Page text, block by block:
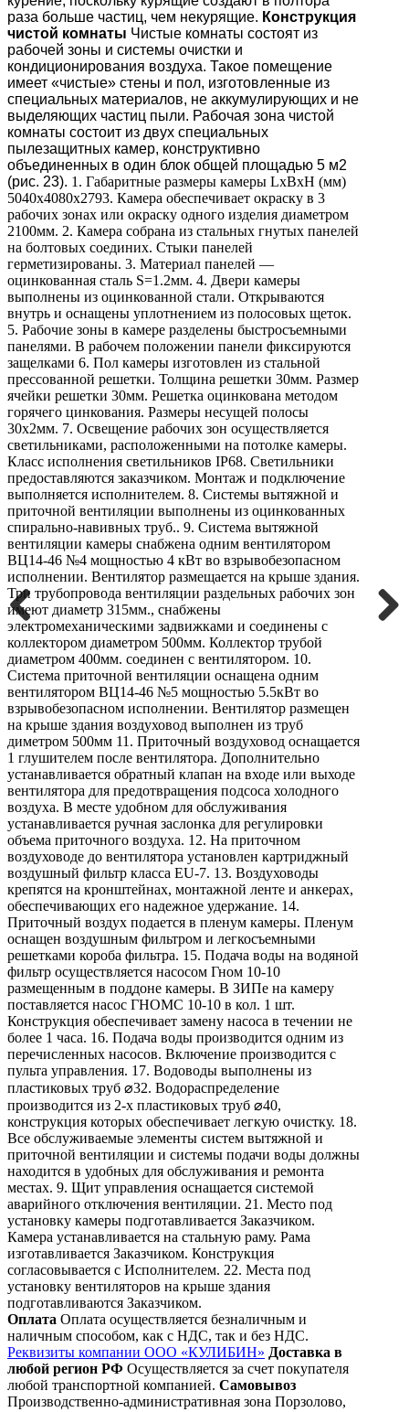
раза больше частиц, чем некурящие. Конструкция
чистой комнаты Чистые комнаты состоят из
рабочей зоны и системы очистки и
кондиционирования воздуха. Такое помещение
имеет «чистые» стены и пол, изготовленные из
специальных материалов, не аккумулирующих и не
выделяющих частиц пыли. Рабочая зона чистой
комнаты состоит из двух специальных
пылезащитных камер, конструктивно
объединенных в один блок общей площадью 5 м2
(рис. 23). 1. Габаритные размеры камеры LxBxH (мм)
5040х4080х2793. Камера обеспечивает окраску в 3
рабочих зонах или окраску одного изделия диаметром
2100мм. 2. Камера собрана из стальных гнутых панелей
на болтовых соединих. Стыки панелей
герметизированы. 3. Материал панелей —
оцинкованная сталь S=1.2мм. 4. Двери камеры
выполнены из оцинкованной стали. Открываются
внутрь и оснащены уплотнением из полосовых щеток.
5. Рабочие зоны в камере разделены быстросъемными
панелями. В рабочем положении панели фиксируются
защелками 6. Пол камеры изготовлен из стальной
прессованной решетки. Толщина решетки 30мм. Размер
ячейки решетки 30мм. Решетка оцинкована методом
горячего цинкования. Размеры несущей полосы
30х2мм. 7. Освещение рабочих зон осуществляется
светильниками, расположенными на потолке камеры.
Класс исполнения светильников IP68. Светильники
предоставляются заказчиком. Монтаж и подключение
выполняется исполнителем. 8. Системы вытяжной и
приточной вентиляции выполнены из оцинкованных
спирально-навивных труб.. 9. Система вытяжной
вентиляции камеры снабжена одним вентилятором
ВЦ14-46 №4 мощностью 4 кВт во взрывобезопасном
исполнении. Вентилятор размещается на крыше здания.
Три трубопровода вентиляции раздельных рабочих зон
имеют диаметр 315мм., снабжены
электромеханическими задвижками и соединены с
коллектором диаметром 500мм. Коллектор трубой
диаметром 400мм. соединен с вентилятором. 10.
Система приточной вентиляции оснащена одним
вентилятором ВЦ14-46 №5 мощностью 5.5кВт во
взрывобезопасном исполнении. Вентилятор размещен
на крыше здания воздуховод выполнен из труб
диметром 500мм 11. Приточный воздуховод оснащается
1 глушителем после вентилятора. Дополнительно
устанавливается обратный клапан на входе или выходе
вентилятора для предотвращения подсоса холодного
воздуха. В месте удобном для обслуживания
устанавливается ручная заслонка для регулировки
объема приточного воздуха. 12. На приточном
воздуховоде до вентилятора установлен картриджный
воздушный фильтр класса EU-7. 13. Воздуховоды
крепятся на кронштейнах, монтажной ленте и анкерах,
обеспечивающих его надежное удержание. 14.
Приточный воздух подается в пленум камеры. Пленум
оснащен воздушным фильтром и легкосъемными
решетками короба фильтра. 15. Подача воды на водяной
фильтр осуществляется насосом Гном 10-10
размещенным в поддоне камеры. В ЗИПе на камеру
поставляется насос ГНОМС 10-10 в кол. 1 шт.
Конструкция обеспечивает замену насоса в течении не
более 1 часа. 16. Подача воды производится одним из
перечисленных насосов. Включение производится с
пульта управления. 17. Водоводы выполнены из
пластиковых труб ⌀32. Водораспределение
производится из 2-х пластиковых труб ⌀40,
конструкция которых обеспечивает легкую очистку. 18.
Все обслуживаемые элементы систем вытяжной и
приточной вентиляции и системы подачи воды должны
находится в удобных для обслуживания и ремонта
местах. 9. Щит управления оснащается системой
аварийного отключения вентиляции. 21. Место под
установку камеры подготавливается Заказчиком.
Камера устанавливается на стальную раму. Рама
изготавливается Заказчиком. Конструкция
согласовывается с Исполнителем. 22. Места под
установку вентиляторов на крыше здания
подготавливаются Заказчиком.
Оплата Оплата осуществляется безналичным и
наличным способом, как с НДС, так и без НДС.
Реквизиты компании ООО «КУЛИБИН» Доставка в
любой регион РФ Осуществляется за счет покупателя
любой транспортной компанией. Самовывоз
Производственно-административная зона Порзолово,
Previous